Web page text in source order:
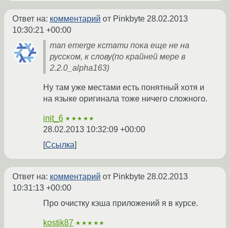
Ответ на: комментарий от Pinkbyte 28.02.2013
10:30:21 +00:00
man emerge кстати пока еще не на
русском, к слову(по крайней мере в
2.2.0_alpha163)
Ну там уже местами есть понятный хотя и
на языке оригинала тоже ничего сложного.
init_6 ★★★★★
28.02.2013 10:32:09 +00:00
Ссылка
Ответ на: комментарий от Pinkbyte 28.02.2013
10:31:13 +00:00
Про очистку кэша приложений я в курсе.
kostik87 ★★★★★